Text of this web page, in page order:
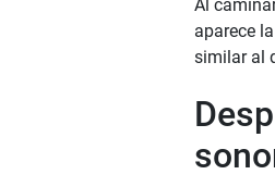
Al
aparece
similar al